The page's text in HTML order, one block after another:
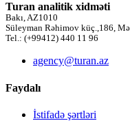
Turan analitik xidməti
Bakı, AZ1010
Süleyman Rəhimov küç.,186,
Tel.: (+99412) 440 11 96
agency@turan.az
Faydalı
İstifadə şərtləri